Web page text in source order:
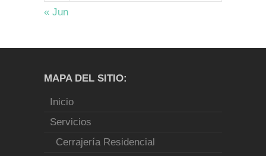
« Jun
MAPA DEL SITIO:
Inicio
Servicios
Cerrajería Residencial